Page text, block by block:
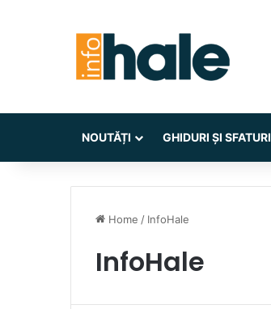
NOUTĂȚI GHIDURI ȘI SFATURI
Home / InfoHale
InfoHale